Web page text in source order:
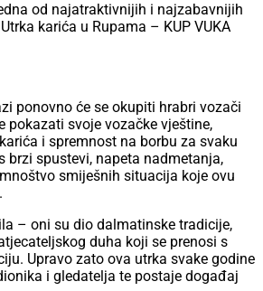
od najatraktivnijih i najzabavnijih
karića u Rupama – KUP VUKA
ponovno će se okupiti hrabri vozači
pokazati svoje vozačke vještine,
i spremnost na borbu za svaku
brzi spustevi, napeta nadmetanja,
smiješnih situacija koje ovu
– oni su dio dalmatinske tradicije,
duha koji se prenosi s
Upravo zato ova utrka svake godine
i gledatelja te postaje događaj